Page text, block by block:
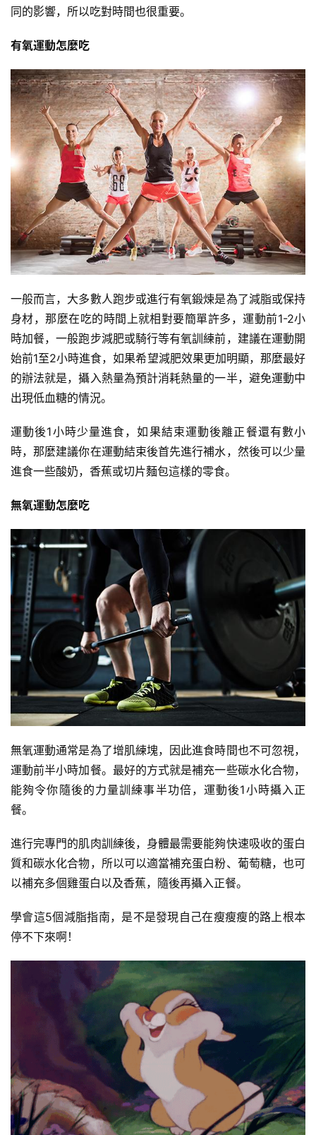
同的影響，所以吃對時間也很重要。
有氧運動怎麼吃
一般而言，大多數人跑步或進行有氧鍛煉是為了減脂或保持
身材，那麼在吃的時間上就相對要簡單許多，運動前1-2小
時加餐，一般跑步減肥或騎行等有氧訓練前，建議在運動開
始前1至2小時進食，如果希望減肥效果更加明顯，那麼最好
的辦法就是，攝入熱量為預計消耗熱量的一半，避免運動中
出現低血糖的情況。
運動後1小時少量進食，如果結束運動後離正餐還有數小
時，那麼建議你在運動結束後首先進行補水，然後可以少量
進食一些酸奶，香蕉或切片麵包這樣的零食。
無氧運動怎麼吃
無氧運動通常是為了增肌練塊，因此進食時間也不可忽視，
運動前半小時加餐。最好的方式就是補充一些碳水化合物，
能夠令你隨後的力量訓練事半功倍，運動後1小時攝入正
餐。
進行完專門的肌肉訓練後，身體最需要能夠快速吸收的蛋白
質和碳水化合物，所以可以適當補充蛋白粉、葡萄糖，也可
以補充多個雞蛋白以及香蕉，隨後再攝入正餐。
學會這5個減脂指南，是不是發現自己在瘦瘦瘦的路上根本
停不下來啊！